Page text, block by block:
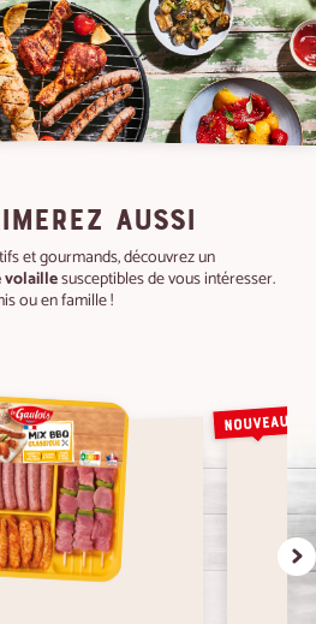
AUSSI
et gourmands, découvrez un
volaillesusceptibles de vous intéresser.
ou en famille !